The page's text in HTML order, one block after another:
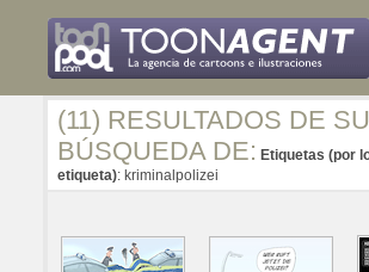
(11) RESULTADOS DE SU
BÚSQUEDA DE: Etiquetas (por
etiqueta): kriminalpolizei